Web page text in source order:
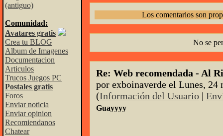
(antiguo)
Comunidad:
Avatares gratis
Crea tu BLOG
Album de Imagenes
Documentacion
Articulos
Trucos Juegos PC
Postales gratis
Foros
Enviar noticia
Enviar opinion
Recomiendanos
Chatear
Los comentarios son
No se
Re: Web recomendada - Al
por exboinaverde el Lunes, 24
(Información del Usuario |
Guayyyy